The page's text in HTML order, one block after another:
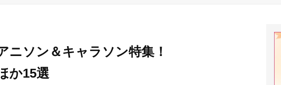
ニソン＆キャラソン特集！
か15選